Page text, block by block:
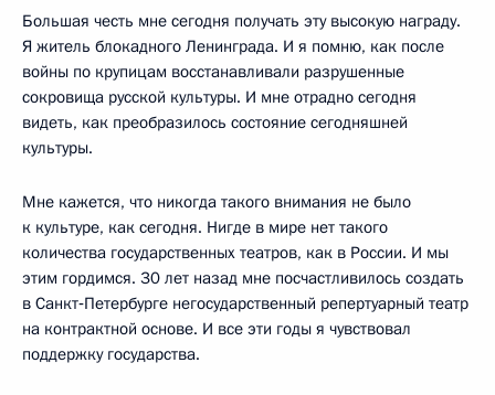
Большая честь мне сегодня получать эту высокую награду.
Я житель блокадного Ленинграда. И я помню, как после
войны по крупицам восстанавливали разрушенные
сокровища русской культуры. И мне отрадно сегодня
видеть, как преобразилось состояние сегодняшней
культуры.
Мне кажется, что никогда такого внимания не было
к культуре, как сегодня. Нигде в мире нет такого
количества государственных театров, как в России. И мы
этим гордимся. 30 лет назад мне посчастливилось создать
в Санкт‑Петербурге негосударственный репертуарный театр
на контрактной основе. И все эти годы я чувствовал
поддержку государства.